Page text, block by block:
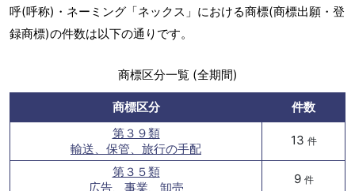
呼(呼称)・ネーミング「ネックス」における商標(商標出願・登
録商標)の件数は以下の通りです。
商標区分一覧 (全期間)
商標区分
件数
第３９類
輸送、保管、旅行の手配
13 件
第３５類
広告、事業、卸売
9 件